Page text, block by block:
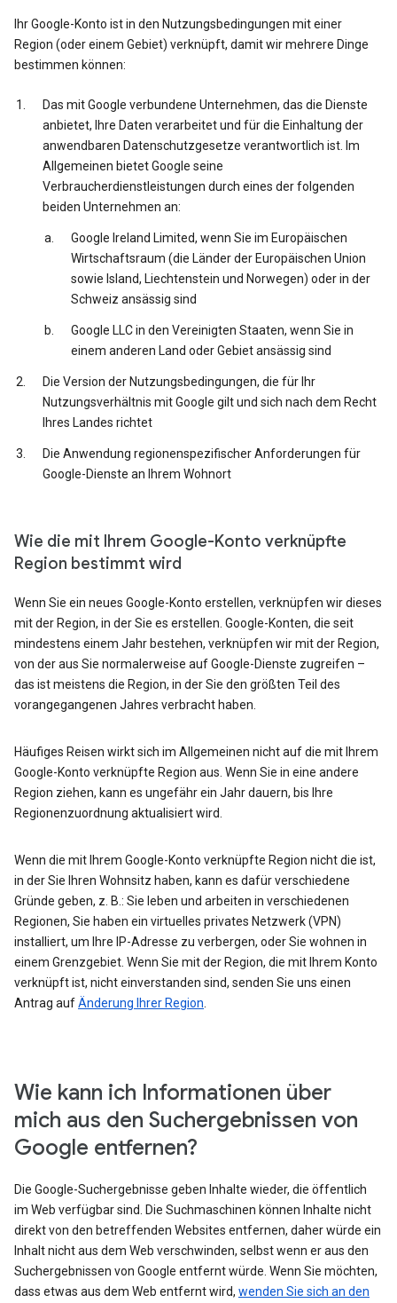
Ihr Google-Konto ist in den Nutzungsbedingungen mit einer
Region (oder einem Gebiet) verknüpft, damit wir mehrere Dinge
bestimmen können:
Das mit Google verbundene Unternehmen, das die Dienste
anbietet, Ihre Daten verarbeitet und für die Einhaltung der
anwendbaren Datenschutzgesetze verantwortlich ist. Im
Allgemeinen bietet Google seine
Verbraucherdienstleistungen durch eines der folgenden
beiden Unternehmen an:
Google Ireland Limited, wenn Sie im Europäischen
Wirtschaftsraum (die Länder der Europäischen Union
sowie Island, Liechtenstein und Norwegen) oder in der
Schweiz ansässig sind
Google LLC in den Vereinigten Staaten, wenn Sie in
einem anderen Land oder Gebiet ansässig sind
Die Version der Nutzungsbedingungen, die für Ihr
Nutzungsverhältnis mit Google gilt und sich nach dem Recht
Ihres Landes richtet
Die Anwendung regionenspezifischer Anforderungen für
Google-Dienste an Ihrem Wohnort
Wie die mit Ihrem Google-Konto verknüpfte
Region bestimmt wird
Wenn Sie ein neues Google-Konto erstellen, verknüpfen wir dieses
mit der Region, in der Sie es erstellen. Google-Konten, die seit
mindestens einem Jahr bestehen, verknüpfen wir mit der Region,
von der aus Sie normalerweise auf Google-Dienste zugreifen –
das ist meistens die Region, in der Sie den größten Teil des
vorangegangenen Jahres verbracht haben.
Häufiges Reisen wirkt sich im Allgemeinen nicht auf die mit Ihrem
Google-Konto verknüpfte Region aus. Wenn Sie in eine andere
Region ziehen, kann es ungefähr ein Jahr dauern, bis Ihre
Regionenzuordnung aktualisiert wird.
Wenn die mit Ihrem Google-Konto verknüpfte Region nicht die ist,
in der Sie Ihren Wohnsitz haben, kann es dafür verschiedene
Gründe geben, z. B.: Sie leben und arbeiten in verschiedenen
Regionen, Sie haben ein virtuelles privates Netzwerk (VPN)
installiert, um Ihre IP-Adresse zu verbergen, oder Sie wohnen in
einem Grenzgebiet. Wenn Sie mit der Region, die mit Ihrem Konto
verknüpft ist, nicht einverstanden sind, senden Sie uns einen
Antrag aufÄnderung Ihrer Region
Wie kann ich Informationen über
mich aus den Suchergebnissen von
Google entfernen?
Die Google-Suchergebnisse geben Inhalte wieder, die öffentlich
im Web verfügbar sind. Die Suchmaschinen können Inhalte nicht
direkt von den betreffenden Websites entfernen, daher würde ein
Inhalt nicht aus dem Web verschwinden, selbst wenn er aus den
Suchergebnissen von Google entfernt würde. Wenn Sie möchten,
dass etwas aus dem Web entfernt wird, wenden Sie sich an den